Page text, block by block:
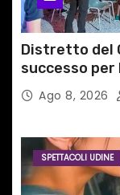
Distretto del
successo
del territorio
Ago 8, 2026
SPETTACOLI UDINE